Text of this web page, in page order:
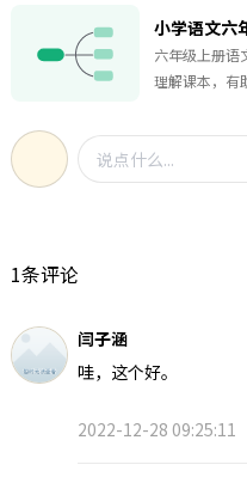
小学语文六
六年级上册语
理解课本，有
1条评论
闫子涵
哇，这个好。
2022-12-28 09:25:11